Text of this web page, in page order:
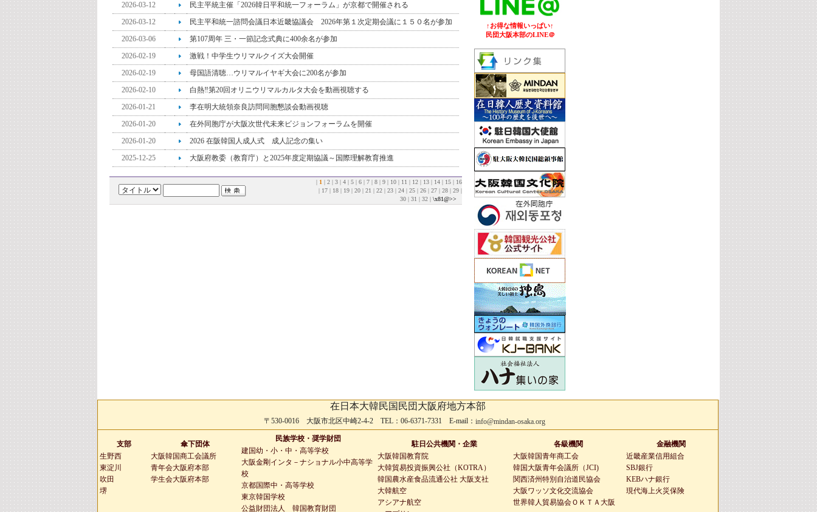
2026-03-12
民主平統主催「2026韓日平和統一フォーラム」が京都で開催される
2026-03-12
民主平和統一諮問会議日本近畿協議会 2026年第１次定期会議に１５０名が参加
2026-03-06
第107周年 三・一節記念式典に400余名が参加
2026-02-19
激戦！中学生ウリマルクイズ大会開催
2026-02-19
母国語清聴…ウリマルイヤギ大会に200名が参加
2026-02-10
白熱‼第20回オリニウリマルカルタ大会を動画視聴する
2026-01-21
李在明大統領奈良訪問同胞懇談会動画視聴
2026-01-20
在外同胞庁が大阪次世代未来ビジョンフォーラムを開催
2026-01-20
2026 在阪韓国人成人式 成人記念の集い
2025-12-25
大阪府教委（教育庁）と2025年度定期協議～国際理解教育推進
| 1 | 2 | 3 | 4 | 5 | 6 | 7 | 8 | 9 | 10 | 11 | 12 | 13 | 14 | 15 | 16
| 17 | 18 | 19 | 20 | 21 | 22 | 23 | 24 | 25 | 26 | 27 | 28 | 29 |
30 | 31 | 32 | \x81@>>
↑お得な情報いっぱい↑
民団大阪本部のLINE＠
在日本大韓民国民団大阪府地方本部
〒530-0016 大阪市北区中崎2-4-2 TEL：06-6371-7331 E-mail： info@mindan-osaka.org
支部
生野西
東淀川
吹田
堺
傘下団体
大阪韓国商工会議所
青年会大阪府本部
学生会大阪府本部
民族学校・奨学財団
建国幼・小・中・高等学校
大阪金剛インタ－ナショナル小中高等学
校
京都国際中・高等学校
東京韓国学校
公益財団法人 韓国教育財団
駐日公共機関・企業
大阪韓国教育院
大韓貿易投資振興公社（KOTRA）
韓国農水産食品流通公社 大阪支社
大韓航空
アシアナ航空
各級機関
大阪韓国青年商工会
韓国大阪青年会議所（JCI)
関西済州特別自治道民協会
大阪ワッソ文化交流協会
世界韓人貿易協会ＯＫＴＡ大阪
金融機関
近畿産業信用組合
SBJ銀行
KEBハナ銀行
現代海上火災保険